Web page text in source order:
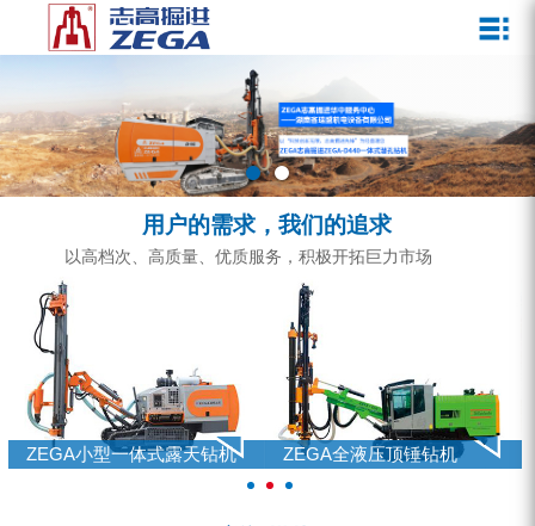
企业文化
发展历程
资质荣誉
宣传视频
公司新闻
行业动态
ZEGA一体式潜孔钻机
ZEGA地下掘进台车
ZEGA小型一体式露天钻机
ZEGA全液压顶锤钻机
锚固钻机系列
FY水井钻车系列
服务介绍
服务中心
营销网络
用户的需求，我们的追求
以高档次、高质量、优质服务，积极开拓巨力市场
ZEGA小型一体式露天钻机 ZEGA全液压顶锤钻机